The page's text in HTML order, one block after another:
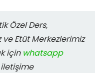
Özel Ders,
ve Etüt Merkezlerimiz
için whatsapp
iletişime